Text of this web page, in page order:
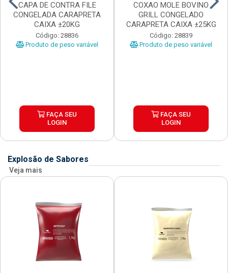
CAPA DE CONTRA FILE
CONGELADA CARAPRETA
CAIXA ±20KG
Código: 28836
Produto de peso variável
FAÇA SEU
LOGIN
COXAO MOLE BOVINO
GRILL CONGELADO
CARAPRETA CAIXA ±25KG
Código: 28839
Produto de peso variável
FAÇA SEU
LOGIN
Explosão de Sabores
Veja mais